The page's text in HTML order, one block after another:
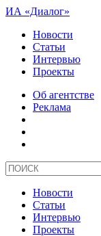
ИА «Диалог»
Новости
Статьи
Интервью
Проекты
Об агентстве
Реклама
Новости
Статьи
Интервью
Проекты